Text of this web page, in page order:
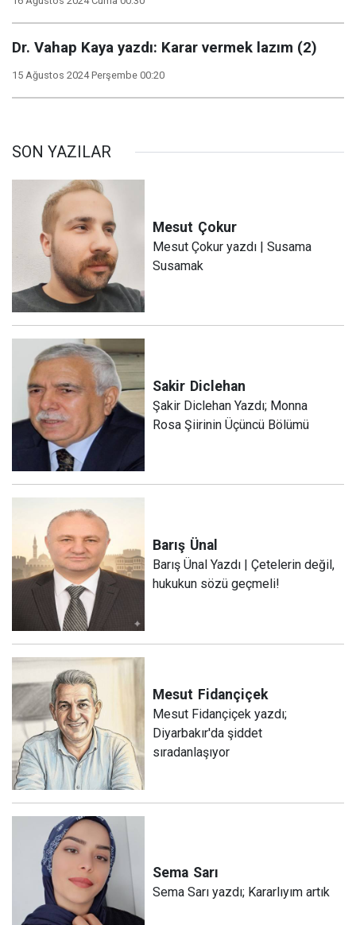
Dr. Vahap Kaya yazdı: Karar vermek lazım (2)
15 Ağustos 2024 Perşembe 00:20
SON YAZILAR
Mesut Çokur
Mesut Çokur yazdı | Susama
Susamak
Sakir Diclehan
Şakir Diclehan Yazdı; Monna
Rosa Şiirinin Üçüncü Bölümü
Barış Ünal
Barış Ünal Yazdı | Çetelerin değil,
hukukun sözü geçmeli!
Mesut Fidançiçek
Mesut Fidançiçek yazdı;
Diyarbakır'da şiddet
sıradanlaşıyor
Sema Sarı
Sema Sarı yazdı; Kararlıyım artık